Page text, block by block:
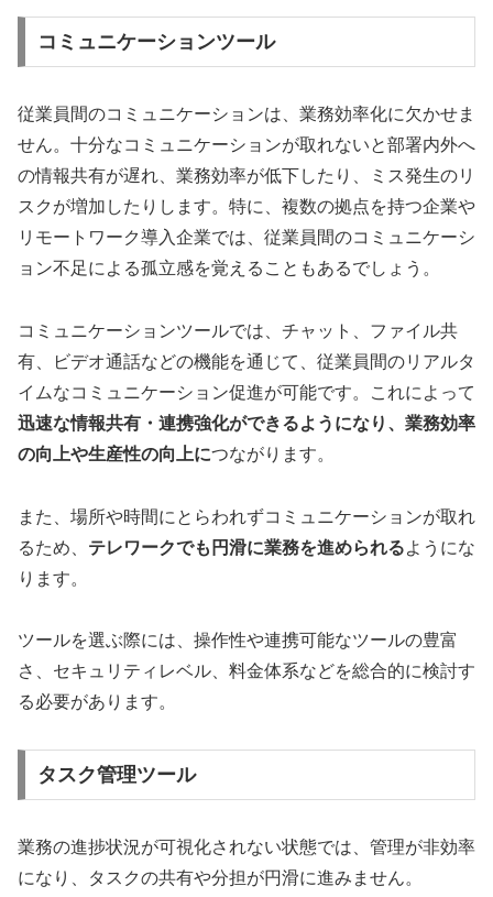
コミュニケーションツール
従業員間のコミュニケーションは、業務効率化に欠かせま
せん。十分なコミュニケーションが取れないと部署内外へ
の情報共有が遅れ、業務効率が低下したり、ミス発生のリ
スクが増加したりします。特に、複数の拠点を持つ企業や
リモートワーク導入企業では、従業員間のコミュニケーシ
ョン不足による孤立感を覚えることもあるでしょう。
コミュニケーションツールでは、チャット、ファイル共
有、ビデオ通話などの機能を通じて、従業員間のリアルタ
イムなコミュニケーション促進が可能です。これによって
迅速な情報共有・連携強化ができるようになり、業務効率
の向上や生産性の向上につながります。
また、場所や時間にとらわれずコミュニケーションが取れ
るため、 テレワークでも円滑に業務を進められるようにな
ります。
ツールを選ぶ際には、操作性や連携可能なツールの豊富
さ、セキュリティレベル、料金体系などを総合的に検討す
る必要があります。
タスク管理ツール
業務の進捗状況が可視化されない状態では、管理が非効率
になり、タスクの共有や分担が円滑に進みません。